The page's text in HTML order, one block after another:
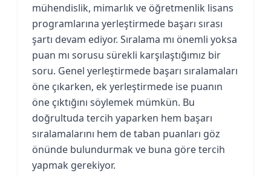
mühendislik, mimarlık ve öğretmenlik lisans
programlarına yerleştirmede başarı sırası
şartı devam ediyor. Sıralama mı önemli yoksa
puan mı sorusu sürekli karşılaştığımız bir
soru. Genel yerleştirmede başarı sıralamaları
öne çıkarken, ek yerleştirmede ise puanın
öne çıktığını söylemek mümkün. Bu
doğrultuda tercih yaparken hem başarı
sıralamalarını hem de taban puanları göz
önünde bulundurmak ve buna göre tercih
yapmak gerekiyor.